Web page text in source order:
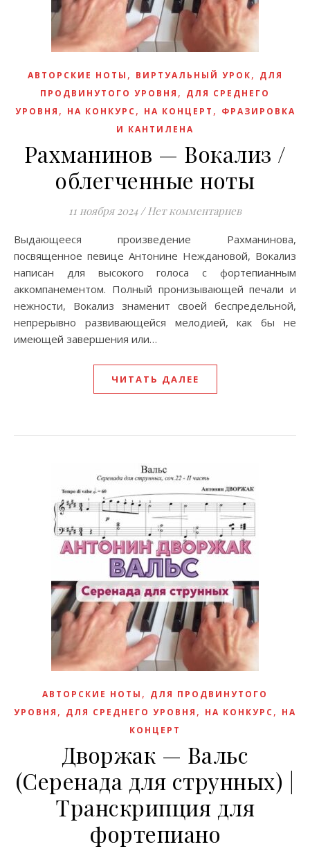
АВТОРСКИЕ НОТЫ , ВИРТУАЛЬНЫЙ УРОК, ДЛЯ
ПРОДВИНУТОГО УРОВНЯ , ДЛЯ СРЕДНЕГО
УРОВНЯ , НА КОНКУРС , НА КОНЦЕРТ , ФРАЗИРОВКА
И КАНТИЛЕНА
Рахманинов — Вокализ /
облегченные ноты
11 ноября 2024 / Нет комментариев
Выдающееся произведение Рахманинова,
посвященное певице Антонине Неждановой, Вокализ
написан для высокого голоса с фортепианным
аккомпанементом. Полный пронизывающей печали и
нежности, Вокализ знаменит своей беспредельной,
непрерывно развивающейся мелодией, как бы не
имеющей завершения или…
ЧИТАТЬ ДАЛЕЕ
АВТОРСКИЕ НОТЫ , ДЛЯ ПРОДВИНУТОГО
УРОВНЯ , ДЛЯ СРЕДНЕГО УРОВНЯ , НА КОНКУРС , НА
КОНЦЕРТ
Дворжак — Вальс
(Серенада для струнных) |
Транскрипция для
фортепиано